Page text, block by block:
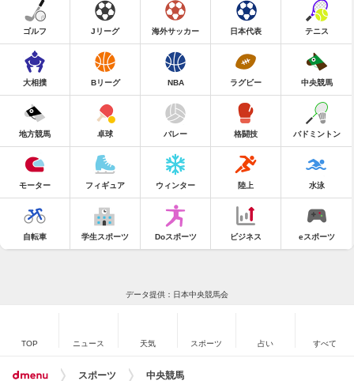
ゴルフ Jリーグ 海外サッカー 日本代表 テニス
大相撲 Bリーグ NBA ラグビー 中央競馬
地方競馬 卓球 バレー 格闘技 バドミントン
モーター フィギュア ウィンター 陸上 水泳
自転車 学生スポーツ Doスポーツ ビジネス eスポーツ
データ提供：日本中央競馬会
TOP ニュース 天気 スポーツ 占い すべて
スポーツ 中央競馬